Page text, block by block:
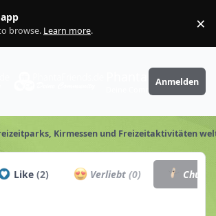
browse. Learn more. ×
PhantaFriends.de
Anmelden
Kirmessen und Freizeitaktivitäten
Like (2) Verliebt(0)